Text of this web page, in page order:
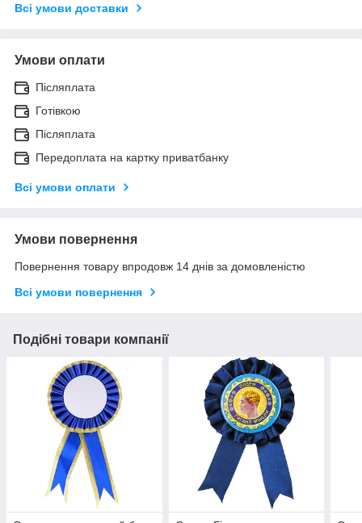
Всі умови доставки
Умови оплати
Післяплата
Готівкою
Післяплата
Передоплата на картку приватбанку
Всі умови оплати
Умови повернення
Повернення товару впродовж 14 днів за домовленістю
Всі умови повернення
Подібні товари компанії